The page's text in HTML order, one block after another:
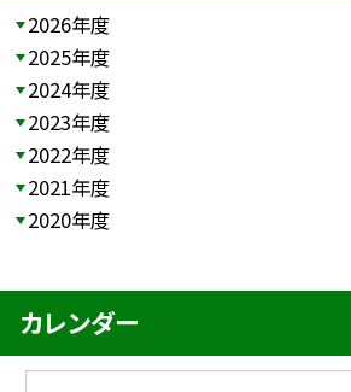
2026年度
2025年度
2024年度
2023年度
2022年度
2021年度
2020年度
カレンダー